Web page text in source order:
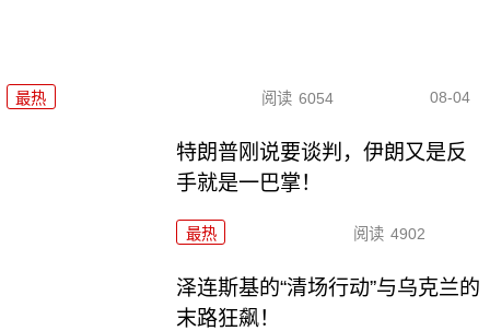
最热 阅读 6054 08-04
特朗普刚说要谈判，伊朗又是反
手就是一巴掌！
最热 阅读 4902
泽连斯基的“清场行动”与乌克兰的
末路狂飙！